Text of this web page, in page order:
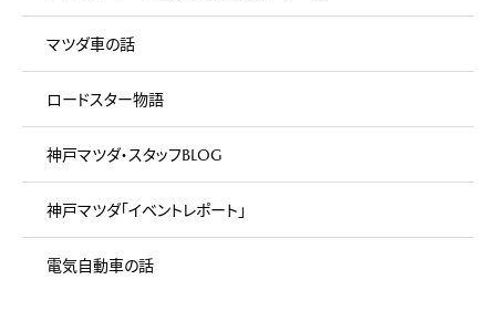
マツダ車の話
ロードスター物語
神戸マツダ・スタッフBLOG
神戸マツダ「イベントレポート」
電気自動車の話